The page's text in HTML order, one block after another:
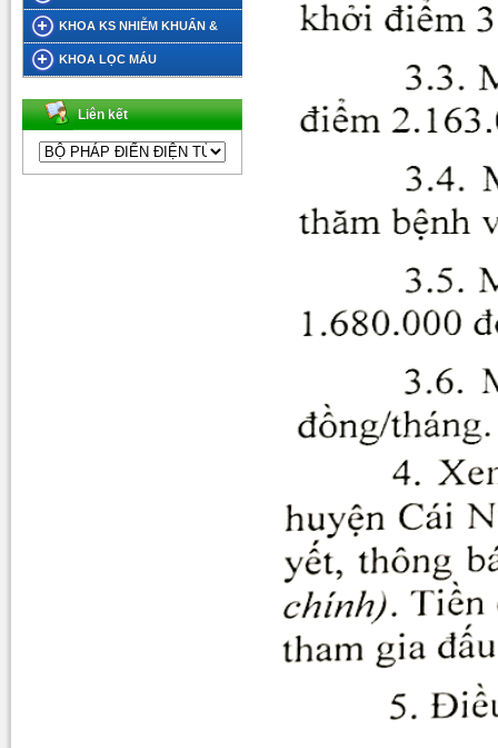
KHOA KS NHIỄM KHUẨN &
DINH DƯỠNG TIẾT CHẾ
KHOA LỌC MÁU
Liên kết